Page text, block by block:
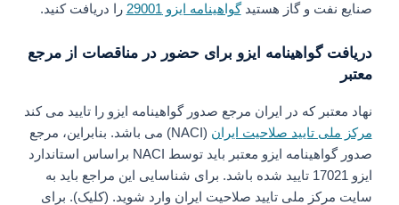
صنایع نفت و گاز هستیدگواهینامه ایزو 29001 را دریافت کنید.
دریافت گواهینامه ایزو برای حضور در مناقصات از مرجع
معتبر
نهاد معتبر که در ایران مرجع صدور گواهینامه ایزو را تایید می کند
مرکز ملی تایید صلاحیت ایران
(NACI) می باشد. بنابراین، مرجع
صدور گواهینامه ایزو معتبر باید توسط NACI براساس استاندارد
ایزو 17021 تایید شده باشد. برای شناسایی این مراجع باید به
سایت مرکز ملی تایید صلاحیت ایران وارد شوید. (کلیک). برای